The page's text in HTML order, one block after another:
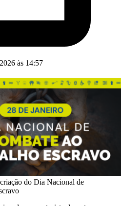
às 14:57
do Dia Nacional de